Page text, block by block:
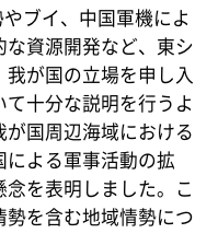
ブイ、中国軍機によ
資源開発など、東シ
が国の立場を申し入
十分な説明を行うよ
国周辺海域における
よる軍事活動の拡
を表明しました。こ
を含む地域情勢につ